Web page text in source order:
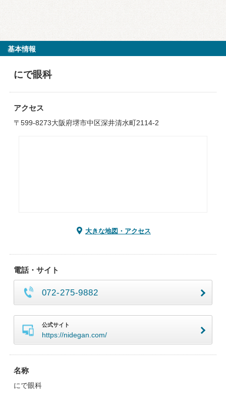
基本情報
にで眼科
アクセス
〒599-8273大阪府堺市中区深井清水町2114-2
大きな地図・アクセス
電話・サイト
072-275-9882
公式サイト
https://nidegan.com/
名称
にで眼科